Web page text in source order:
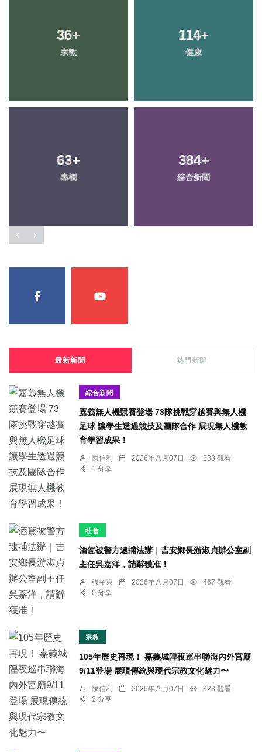
36+
宗教
114+
健康
63+
專欄
384+
綜合新聞
最新新聞 熱門新聞
綜合新聞
嘉義無人機競賽登場 73隊挑戰穿越賽與無人機
足球 讓學生透過競技及團隊合作 展現無人機教
育學習成果！
陳信利 2026年八月07日
283 觀看
1 分享
社會
酒駕被警方逮捕法辦｜吉安鄉長游淑貞辦公室副
主任吳嘉洋，請辭獲准！
張柏東 2026年八月07日
467 觀看
0 分享
宗教
105年歷史再現！ 嘉義城隍夜巡串聯海內外宮廟
9/11登場 展現傳統與現代宗教文化魅力〜
陳信利 2026年八月07日
323 觀看
2 分享